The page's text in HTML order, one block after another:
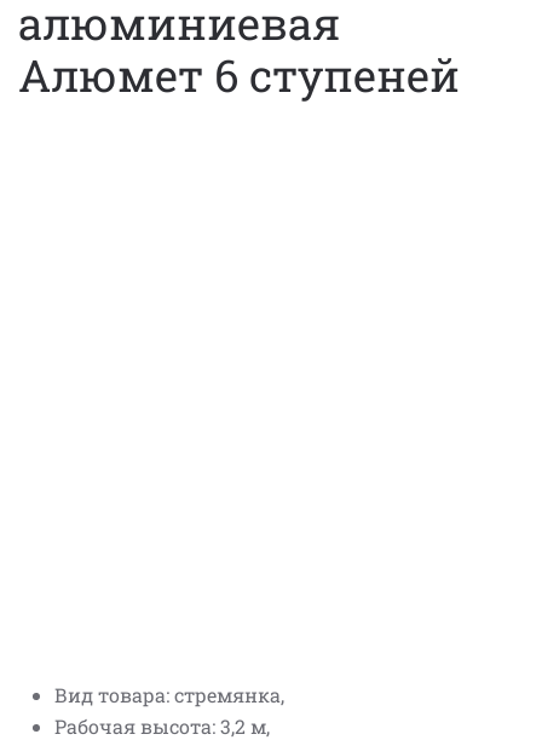
алюминиевая
Алюмет 6 ступеней
Вид товара: стремянка,
Рабочая высота: 3,2 м,